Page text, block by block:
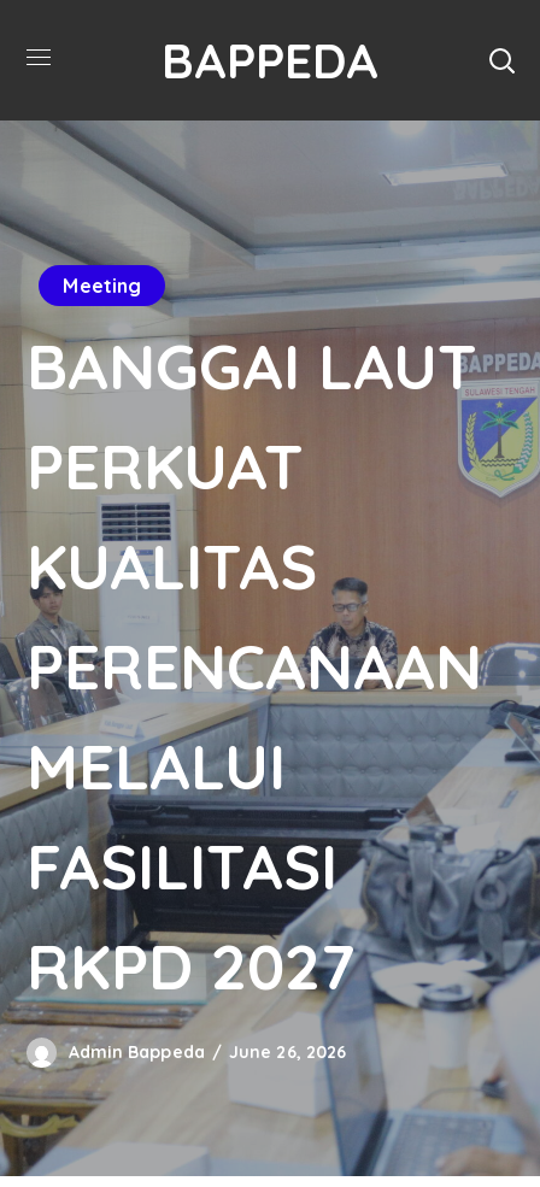
BAPPEDA
Meeting
BANGGAI LAUT
PERKUAT
KUALITAS
PERENCANAAN
MELALUI
FASILITASI
RKPD 2027
Admin Bappeda June 26, 2026